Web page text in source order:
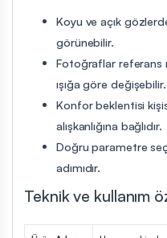
Koyu ve açık
görünebilir.
Fotoğraflar referans
ışığa göre değişebilir.
Konfor beklentisi
alışkanlığına bağlıdır.
Doğru parametre
adımıdır.
Teknik ve kullanım